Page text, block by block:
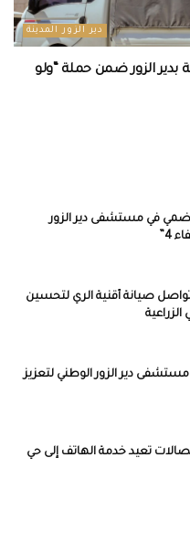
دير الزور المدينة
بدير الزور ضمن حملة “ولو
هضمي في مستشفى دير الزور
4”
تواصل صيانة أقنية الري لتحسين
دير الزور الوطني لتعزيز
عاماً.. الاتصالات تعيد خدمة الهاتف إلى حي